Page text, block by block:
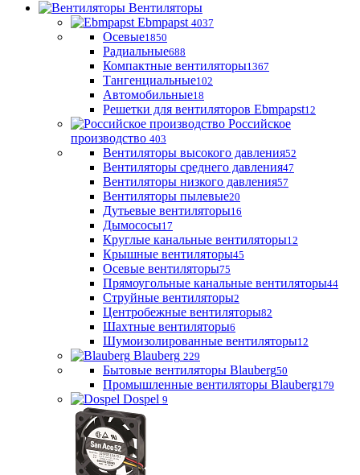
Вентиляторы
Ebmpapst 4037
Осевые1850
Радиальные688
Компактные вентиляторы1367
Тангенциальные102
Автомобильные18
Решетки для вентиляторов Ebmpapst12
Российское
производство 403
Вентиляторы высокого давления52
Вентиляторы среднего давления47
Вентиляторы низкого давления57
Вентиляторы пылевые20
Дутьевые вентиляторы16
Дымососы17
Круглые канальные вентиляторы12
Крышные вентиляторы45
Осевые вентиляторы75
Прямоугольные канальные вентиляторы44
Струйные вентиляторы2
Центробежные вентиляторы82
Шахтные вентиляторы6
Шумоизолированные вентиляторы12
Blauberg 229
Бытовые вентиляторы Blauberg50
Промышленные вентиляторы Blauberg179
Dospel 9